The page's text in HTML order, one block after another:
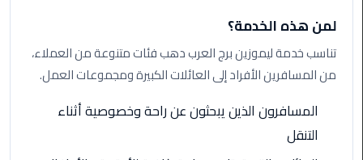
القاهرة
اسكندرية
ليموزين
مطار
العرب
لمن هذه الخدمة؟
تناسب خدمة ليموزين برج العرب دهب فئات متنوعة من العملاء،
من المسافرين الأفراد إلى العائلات الكبيرة ومجموعات العمل.
المسافرون الذين يبحثون عن راحة وخصوصية أثناء
التنقل